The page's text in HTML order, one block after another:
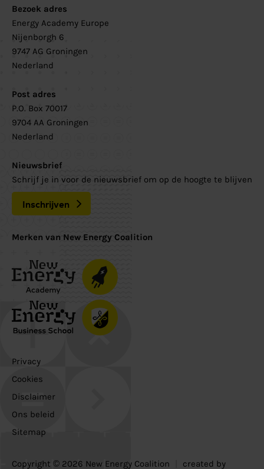
Bezoek adres
Energy Academy Europe
Nijenborgh 6
9747 AG Groningen
Nederland
Post adres
P.O. Box 70017
9704 AA Groningen
Nederland
Nieuwsbrief
Schrijf je in voor de nieuwsbrief om op de hoogte te blijven
Inschrijven
Merken van New Energy Coalition
Copyright © 2026 New Energy Coalition created by
Privacy
Cookies
Disclaimer
Ons beleid
Sitemap